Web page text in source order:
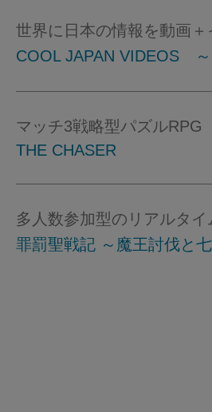
世界に日本の情報を動画
COOL JAPAN VIDEOS
マッチ3戦略型パズルRPG
THE CHASER
多人数参加型のリアルタ
罪罰聖戦記 ～魔王討伐と